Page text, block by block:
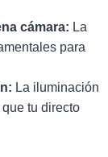
cámara: La
para
La iluminación
tu directo